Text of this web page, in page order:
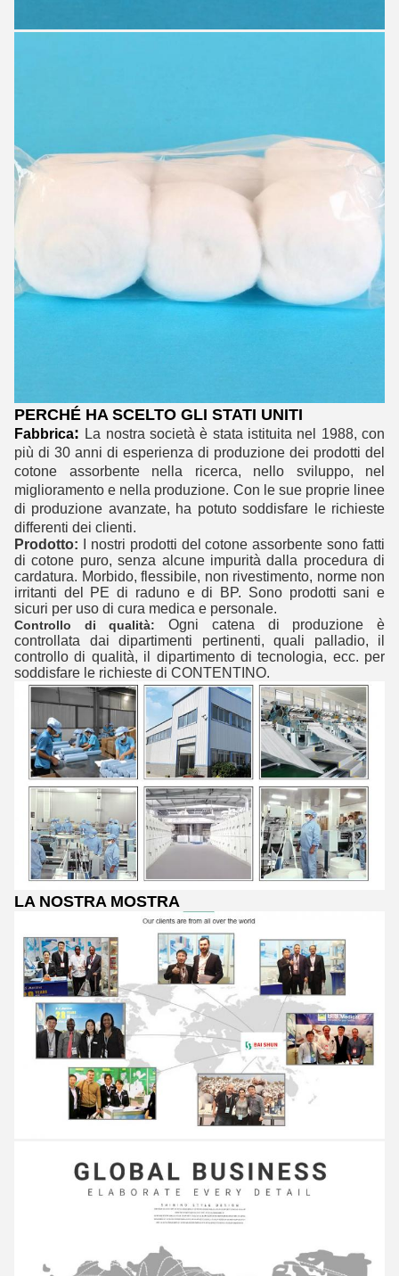
PERCHÉ HA SCELTO GLI STATI UNITI
Fabbrica: La nostra società è stata istituita nel 1988, con
più di 30 anni di esperienza di produzione dei prodotti del
cotone assorbente nella ricerca, nello sviluppo, nel
miglioramento e nella produzione. Con le sue proprie linee
di produzione avanzate, ha potuto soddisfare le richieste
differenti dei clienti.
Prodotto:
I nostri prodotti del cotone assorbente sono fatti
di cotone puro, senza alcune impurità dalla procedura di
cardatura. Morbido, flessibile, non rivestimento, norme non
irritanti del PE di raduno e di BP. Sono prodotti sani e
sicuri per uso di cura medica e personale.
Controllo di qualità:Ogni catena di produzione è
controllata dai dipartimenti pertinenti, quali palladio, il
controllo di qualità, il dipartimento di tecnologia, ecc. per
soddisfare le richieste di CONTENTINO.
LA NOSTRA MOSTRA